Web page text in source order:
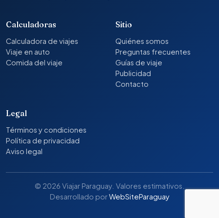
Calculadoras
Calculadora de viajes
Viaje en auto
Comida del viaje
Sitio
Quiénes somos
Preguntas frecuentes
Guías de viaje
Publicidad
Contacto
Legal
Términos y condiciones
Política de privacidad
Aviso legal
© 2026 Viajar Paraguay. Valores estimativos.
Desarrollado porWebSiteParaguay